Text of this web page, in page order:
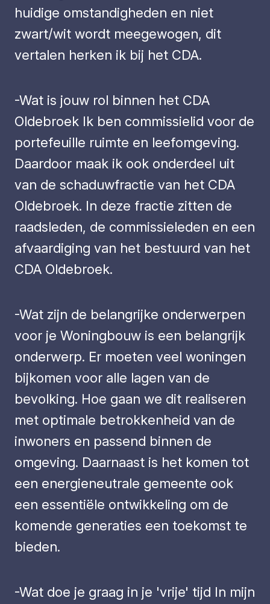
huidige omstandigheden en niet
zwart/wit wordt meegewogen, dit
vertalen herken ik bij het CDA.
-Wat is jouw rol binnen het CDA
Oldebroek Ik ben commissielid voor de
portefeuille ruimte en leefomgeving.
Daardoor maak ik ook onderdeel uit
van de schaduwfractie van het CDA
Oldebroek. In deze fractie zitten de
raadsleden, de commissieleden en een
afvaardiging van het bestuurd van het
CDA Oldebroek.
-Wat zijn de belangrijke onderwerpen
voor je Woningbouw is een belangrijk
onderwerp. Er moeten veel woningen
bijkomen voor alle lagen van de
bevolking. Hoe gaan we dit realiseren
met optimale betrokkenheid van de
inwoners en passend binnen de
omgeving. Daarnaast is het komen tot
een energieneutrale gemeente ook
een essentiële ontwikkeling om de
komende generaties een toekomst te
bieden.
-Wat doe je graag in je 'vrije' tijd In mijn